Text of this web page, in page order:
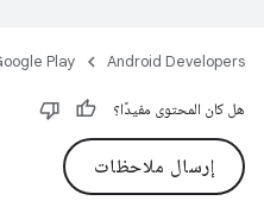
Android Developers
Play
هل كان المحتوى مفيدًا؟
إرسال ملاحظات